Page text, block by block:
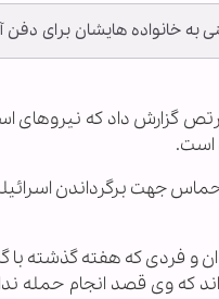
است.
جهت برگرداندن
و فردی که هفته گذشته با
که وی قصد انجام حمله